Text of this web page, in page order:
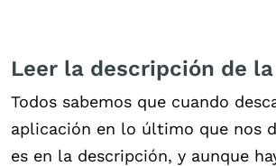
Leer la descripción de
Todos sabemos que cuando
aplicación en lo último que nos
es en la descripción, y aunque